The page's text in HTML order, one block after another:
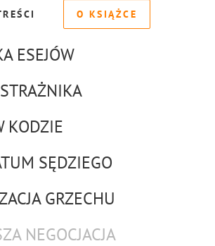
O KSIĄŻCE
ESEJÓW
KODZIE
SĘDZIEGO
GRZECHU
NEGOCJACJA